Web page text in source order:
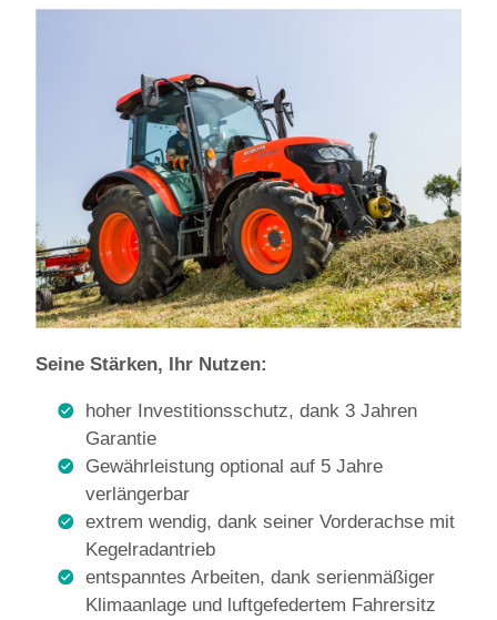
Seine Stärken, Ihr Nutzen:
hoher Investitionsschutz, dank 3 Jahren
Garantie
Gewährleistung optional auf 5 Jahre
verlängerbar
extrem wendig, dank seiner Vorderachse mit
Kegelradantrieb
entspanntes Arbeiten, dank serienmäßiger
Klimaanlage und luftgefedertem Fahrersitz